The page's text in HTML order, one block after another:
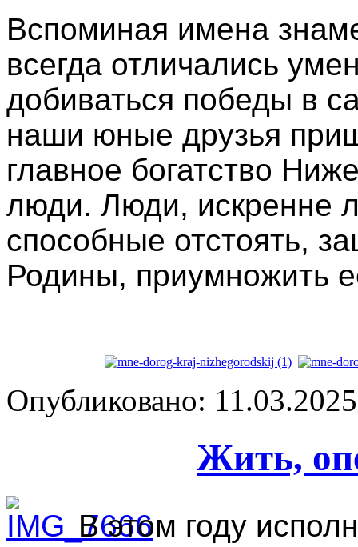
Вспоминая имена
всегда отличались
добиваться победы в
наши юные друзья
главное богатство
люди. Люди, искренне
способные отстоять,
Родины, приумножить
Опубликовано:
Жить,
В этом году